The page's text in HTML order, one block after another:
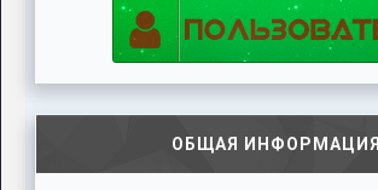
ОБЩАЯ ИНФОРМАЦИЯ